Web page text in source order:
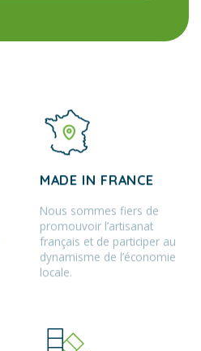
MADE IN FRANCE
Nous sommes fiers de
promouvoir l’artisanat
français et de participer au
dynamisme de l’économie
locale.